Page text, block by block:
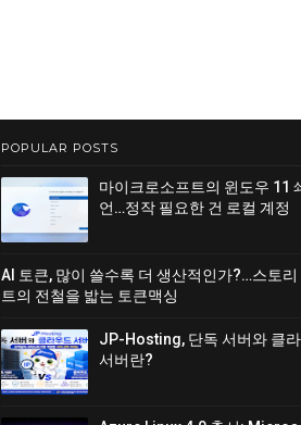
POPULAR POSTS
마이크로소프트의 윈도우 11
언…정작 필요한 건 로컬 계정
AI 토큰, 많이 쓸수록 더 생산적인가?…스토리
트의 전철을 밟는 토큰맥싱
JP-Hosting, 단독 서버와 클
서버란?